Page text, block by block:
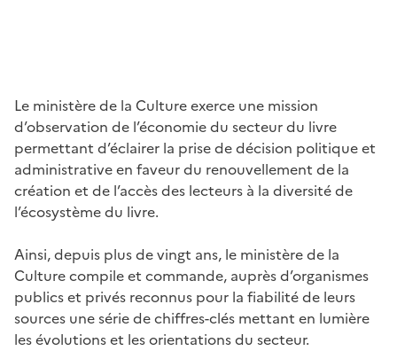
Le ministère de la Culture exerce une mission
d’observation de l’économie du secteur du livre
permettant d’éclairer la prise de décision politique et
administrative en faveur du renouvellement de la
création et de l’accès des lecteurs à la diversité de
l’écosystème du livre.
Ainsi, depuis plus de vingt ans, le ministère de la
Culture compile et commande, auprès d’organismes
publics et privés reconnus pour la fiabilité de leurs
sources une série de chiffres-clés mettant en lumière
les évolutions et les orientations du secteur.